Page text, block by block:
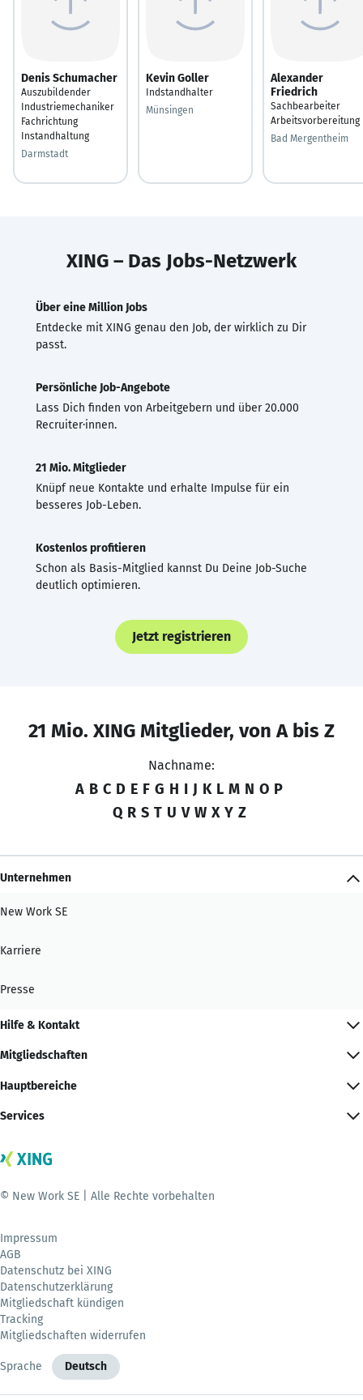
Denis Schumacher
Auszubildender
Industriemechaniker
Fachrichtung
Instandhaltung
Darmstadt
Kevin Goller
Indstandhalter
Münsingen
Alexander
Friedrich
Sachbearbeiter
Arbeitsvorbereitung
Bad Mergentheim
XING – Das Jobs-Netzwerk
Über eine Million Jobs
Entdecke mit XING genau den Job, der wirklich zu Dir
passt.
Persönliche Job-Angebote
Lass Dich finden von Arbeitgebern und über 20.000
Recruiter·innen.
21 Mio. Mitglieder
Knüpf neue Kontakte und erhalte Impulse für ein
besseres Job-Leben.
Kostenlos profitieren
Schon als Basis-Mitglied kannst Du Deine Job-Suche
deutlich optimieren.
Jetzt registrieren
21 Mio. XING Mitglieder, von A bis Z
Nachname:
A B C D E F G H I J K L M N O P
Q R S T U V W X Y Z
Unternehmen
New Work SE
Karriere
Presse
Hilfe & Kontakt
Mitgliedschaften
Hauptbereiche
Services
© New Work SE | Alle Rechte vorbehalten
Impressum
AGB
Datenschutz bei XING
Datenschutzerklärung
Mitgliedschaft kündigen
Tracking
Mitgliedschaften widerrufen
Sprache Deutsch